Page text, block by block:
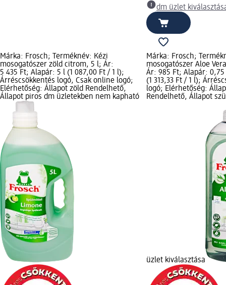
dm üzlet
Márka: Frosch; Terméknév: Kézi
mosogatószer zöld citrom, 5 l; Ár:
5 435 Ft; Alapár: 5 l (1 087,00 Ft / 1 l);
Árréscsökkentés logó, Csak online logó;
Elérhetőség: Állapot zöld Rendelhető,
Állapot piros dm üzletekben nem kapható
Márka: Frosch;
mosogatószer Aloe
Ár: 985 Ft; Alapár: 0,75
(1 313,33 Ft / 1 l);
logó; Elérhetőség:
Rendelhető, Állapot
üzlet kiválasztása